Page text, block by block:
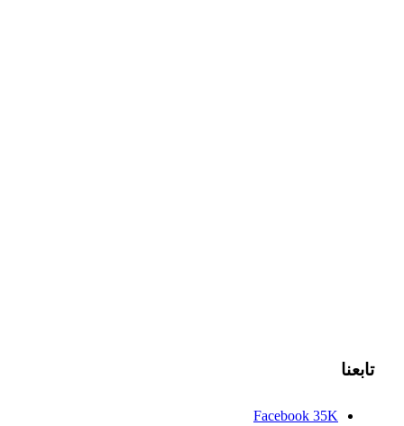
تابعنا
Facebook 35K